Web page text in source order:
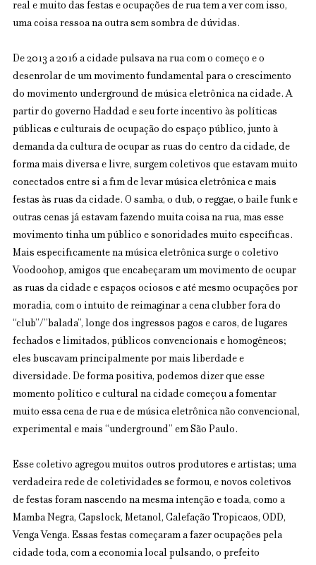
real e muito das festas e ocupações de rua tem a ver com isso,
uma coisa ressoa na outra sem sombra de dúvidas.
De 2013 a 2016 a cidade pulsava na rua com o começo e o
desenrolar de um movimento fundamental para o crescimento
do movimento underground de música eletrônica na cidade. A
partir do governo Haddad e seu forte incentivo às políticas
públicas e culturais de ocupação do espaço público, junto à
demanda da cultura de ocupar as ruas do centro da cidade, de
forma mais diversa e livre, surgem coletivos que estavam muito
conectados entre si a fim de levar música eletrônica e mais
festas às ruas da cidade. O samba, o dub, o reggae, o baile funk e
outras cenas já estavam fazendo muita coisa na rua, mas esse
movimento tinha um público e sonoridades muito específicas.
Mais especificamente na música eletrônica surge o coletivo
Voodoohop, amigos que encabeçaram um movimento de ocupar
as ruas da cidade e espaços ociosos e até mesmo ocupações por
moradia, com o intuito de reimaginar a cena clubber fora do
“club”/”balada”, longe dos ingressos pagos e caros, de lugares
fechados e limitados, públicos convencionais e homogêneos;
eles buscavam principalmente por mais liberdade e
diversidade. De forma positiva, podemos dizer que esse
momento político e cultural na cidade começou a fomentar
muito essa cena de rua e de música eletrônica não convencional,
experimental e mais “underground” em São Paulo.
Esse coletivo agregou muitos outros produtores e artistas; uma
verdadeira rede de coletividades se formou, e novos coletivos
de festas foram nascendo na mesma intenção e toada, como a
Mamba Negra, Capslock, Metanol, Calefação Tropicaos, ODD,
Venga Venga. Essas festas começaram a fazer ocupações pela
cidade toda, com a economia local pulsando, o prefeito